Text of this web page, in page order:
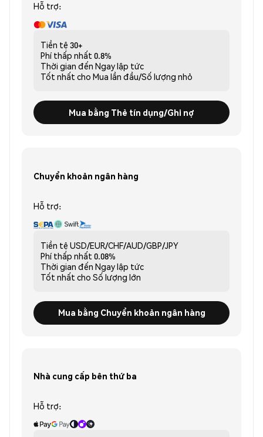
Hỗ trợ:
Tiền tệ 30+
Phí thấp nhất 0.8%
Thời gian đến Ngay lập tức
Tốt nhất cho Mua lần đầu/Số lượng nhỏ
Mua bằng Thẻ tín dụng/Ghi nợ
Chuyển khoản ngân hàng
Hỗ trợ:
Tiền tệ USD/EUR/CHF/AUD/GBP/JPY
Phí thấp nhất 0.08%
Thời gian đến Ngay lập tức
Tốt nhất cho Số lượng lớn
Mua bằng Chuyển khoản ngân hàng
Nhà cung cấp bên thứ ba
Hỗ trợ: